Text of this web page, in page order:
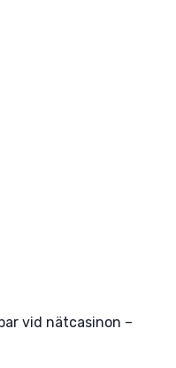
vid nätcasinon –